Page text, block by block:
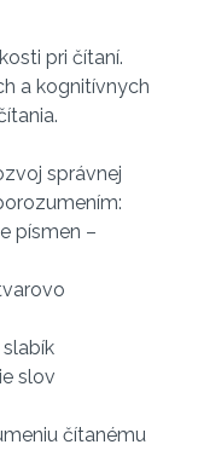
pri čítaní.
a kognitívnych
správnej
písmen –
slov
čítanému